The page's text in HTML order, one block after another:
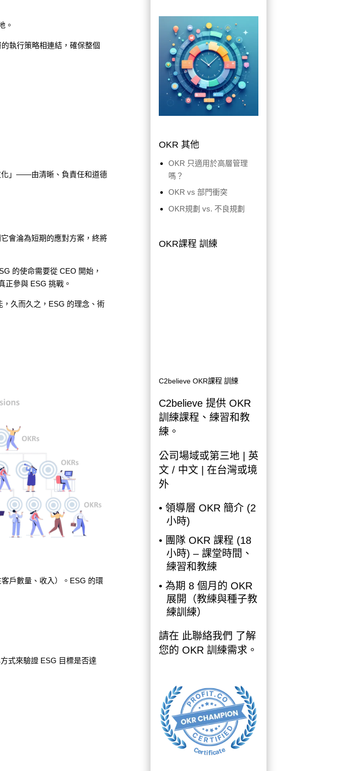
。
執行策略相連結，確保整個
化」——由清晰、負責任和道德
會淪為短期的應對方案，終將
的使命需要從 CEO 開始，
正參與 ESG 挑戰。
久而久之，ESG 的理念、術
戶數量、收入）。ESG 的環
式來驗證 ESG 目標是否達
OKR 其他
OKR 只適用於高層管理
嗎？
OKR vs 部門衝突
OKR規劃 vs. 不良規劃
OKR課程 訓練
C2believe OKR課程 訓練
C2believe 提供 OKR
訓練課程、練習和教
練。
公司場域或第三地 | 英
文 / 中文 | 在台灣或境
外
• 領導層 OKR 簡介 (2
小時)
• 團隊 OKR 課程 (18
小時) – 課堂時間、
練習和教練
• 為期 8 個月的 OKR
展開（教練與種子教
練訓練）
請在 此聯絡我們 了解
您的 OKR 訓練需求。